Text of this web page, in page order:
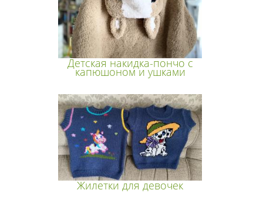
Детская накидка-пончо с
капюшоном и ушками
Жилетки для девочек